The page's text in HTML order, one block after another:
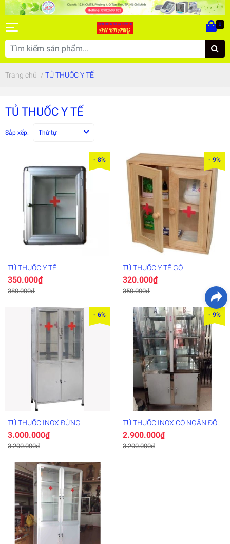
0
Trang chủ / TỦ THUỐC Y TẾ
TỦ THUỐC Y TẾ
Sắp xếp: Thứ tự
- 8%
TỦ THUỐC Y TẾ
350.000₫
380.000₫
- 9%
TỦ THUỐC Y TẾ GỖ
320.000₫
350.000₫
- 6%
TỦ THUỐC INOX ĐỨNG
3.000.000₫
3.200.000₫
- 9%
TỦ THUỐC INOX CÓ NGĂN ĐỘC
AB
2.900.000₫
3.200.000₫